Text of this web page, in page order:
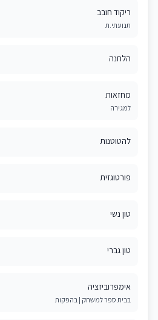
ריקוד חובב
תנועתי.ת
הלחנה
מחזאות
למגירה
להטוטנות
פורטוגזית
טון נשי
טון גברי
אימפרוביזציה
בבית ספר למשחק | בהפקות